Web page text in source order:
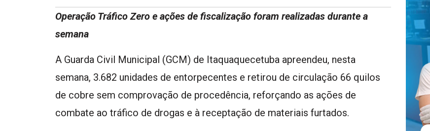
Operação Tráfico Zero e ações de fiscalização foram realizadas durante a
semana
A Guarda Civil Municipal (GCM) de Itaquaquecetuba apreendeu, nesta
semana, 3.682 unidades de entorpecentes e retirou de circulação 66 quilos
de cobre sem comprovação de procedência, reforçando as ações de
combate ao tráfico de drogas e à receptação de materiais furtados.